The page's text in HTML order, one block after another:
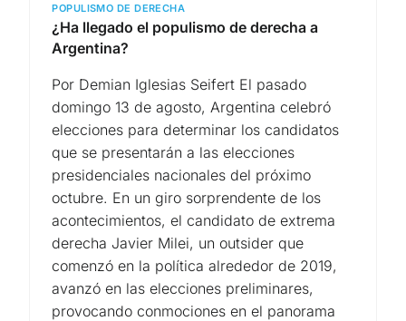
POPULISMO DE DERECHA
¿Ha llegado el populismo de derecha a
Argentina?
Por Demian Iglesias Seifert El pasado
domingo 13 de agosto, Argentina celebró
elecciones para determinar los candidatos
que se presentarán a las elecciones
presidenciales nacionales del próximo
octubre. En un giro sorprendente de los
acontecimientos, el candidato de extrema
derecha Javier Milei, un outsider que
comenzó en la política alrededor de 2019,
avanzó en las elecciones preliminares,
provocando conmociones en el panorama